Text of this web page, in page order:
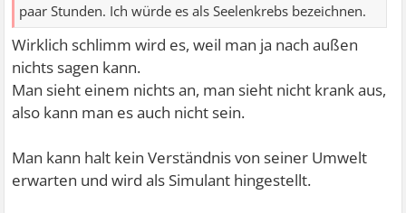
paar Stunden. Ich würde es als Seelenkrebs bezeichnen.
Wirklich schlimm wird es, weil man ja nach außen
nichts sagen kann.
Man sieht einem nichts an, man sieht nicht krank aus,
also kann man es auch nicht sein.
Man kann halt kein Verständnis von seiner Umwelt
erwarten und wird als Simulant hingestellt.